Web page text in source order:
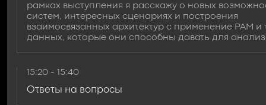
рамках выступления я расскажу о новых
систем, интересных сценариях и построения
взаимосвязанных архитектур с применение PAM и
данных, которые они способны давать для
15:20 - 15:40
Ответы на вопросы